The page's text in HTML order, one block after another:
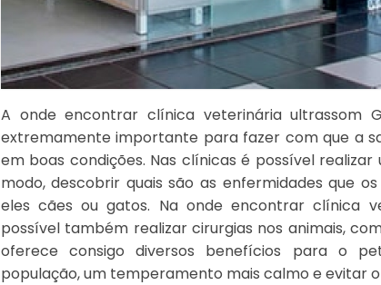
A onde encontrar clínica veterinária ultrassom
extremamente importante para fazer com que a
em boas condições. Nas clínicas é possível realizar
modo, descobrir quais são as enfermidades que
eles cães ou gatos. Na onde encontrar clínica
possível também realizar cirurgias nos animais,
oferece consigo diversos benefícios para o
população, um temperamento mais calmo e evitar